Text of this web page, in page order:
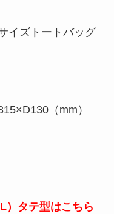
イズトートバッグ
（mm）
）タテ型はこちら